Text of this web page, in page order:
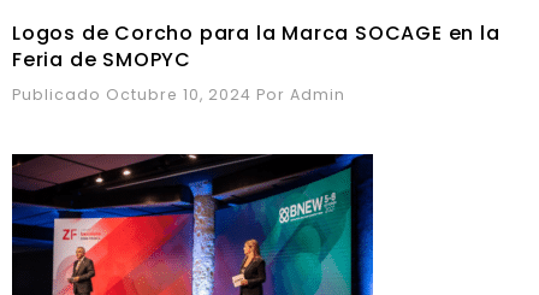
Logos de Corcho para la Marca SOCAGE en la
Feria de SMOPYC
Publicado Octubre 10, 2024 Por Admin